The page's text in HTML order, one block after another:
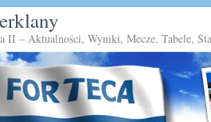
II – Aktualności, Wyniki, Mecze, Tabele,